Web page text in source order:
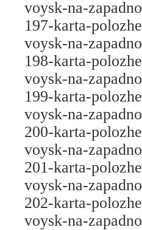
voysk-na-
197-karta-
voysk-na-
198-karta-
voysk-na-
199-karta-
voysk-na-
200-karta-
voysk-na-
201-karta-
voysk-na-
202-karta-
voysk-na-